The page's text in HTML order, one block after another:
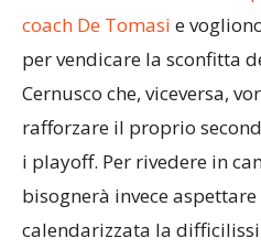
coach De Tomasi e
per vendicare la sconfitta
Cernusco che, viceversa,
rafforzare il proprio
i playoff. Per rivedere in
bisognerà invece
calendarizzata la